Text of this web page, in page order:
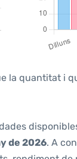
la quantitat i
de 2026. A